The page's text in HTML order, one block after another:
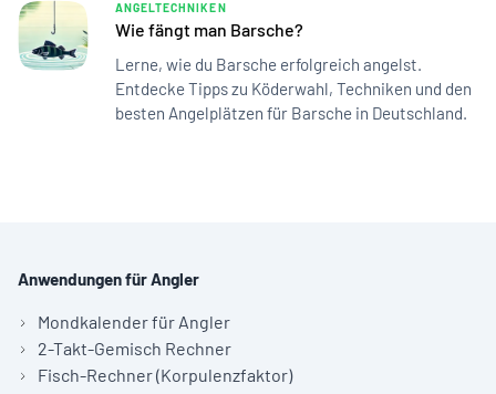
ANGELTECHNIKEN
Wie fängt man Barsche?
Lerne, wie du Barsche erfolgreich angelst.
Entdecke Tipps zu Köderwahl, Techniken und den
besten Angelplätzen für Barsche in Deutschland.
Anwendungen für Angler
Mondkalender für Angler
2-Takt-Gemisch Rechner
Fisch-Rechner (Korpulenzfaktor)